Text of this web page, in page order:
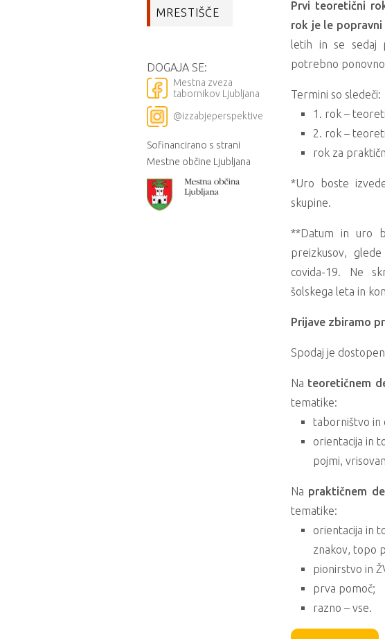
MRESTIŠČE
DOGAJA SE:
Mestna zveza
tabornikov Ljubljana
@izzabjeperspektive
Sofinancirano s strani
Mestne občine Ljubljana
Prvi teoretični
rok je le popravni
letih in se sedaj
potrebno
Termini so sledeči:
1. rok –
2. rok –
rok za
*Uro boste
skupine.
**Datum in uro
preizkusov,
covida-19. Ne
šolskega leta in
Prijave zbiramo
Spodaj je
Na teoretičnem
tematike:
taborništvo in
orientacija in
pojmi,
Na praktičnem
tematike:
orientacija in
znakov, topo
pionirstvo in
prva pomoč;
razno – vse.